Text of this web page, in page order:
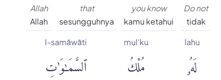
Do not
tidak
you know
kamu ketahui
that
sesungguhnya
Allah
Allah
lahu
لَهُۥ
mul'ku
مُلْكُ
l-samāwāti
ٱلسَّمَٰوَٰتِ